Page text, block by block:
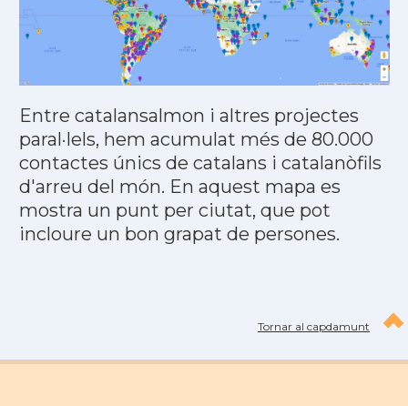
Entre catalansalmon i altres projectes
paral·lels, hem acumulat més de 80.000
contactes únics de catalans i catalanòfils
d'arreu del món. En aquest mapa es
mostra un punt per ciutat, que pot
incloure un bon grapat de persones.
Tornar al capdamunt